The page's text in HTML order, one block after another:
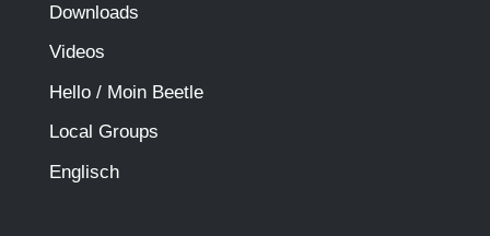
Downloads
Videos
Hello / Moin Beetle
Local Groups
Englisch